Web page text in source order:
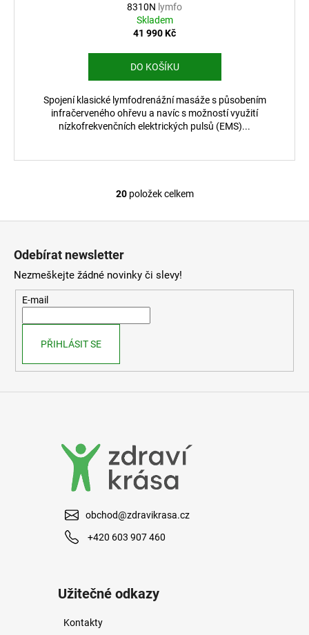
8310N lymfo
Skladem
41 990 Kč
DO KOŠÍKU
Spojení klasické lymfodrenážní masáže s působením
infračerveného ohřevu a navíc s možností využití
nízkofrekvenčních elektrických pulsů (EMS)...
O
a
c
k
v
s
u
20položek celkem
Odebírat newsletter
Nezmeškejte žádné novinky či slevy!
E-mail
PŘIHLÁSIT SE
obchod@zdravikrasa.cz
+420 603 907 460
Užitečné odkazy
Kontakty